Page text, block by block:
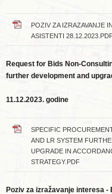
POZIV ZA IZRAZAVANJE
ASISTENTI
Request for Bids Non-
further development and
11.12.2023. godine
SPECIFIC
AND LR SYSTEM
UPGRADE IN
STRATEGY.PDF
Poziv za izražavanje interesa